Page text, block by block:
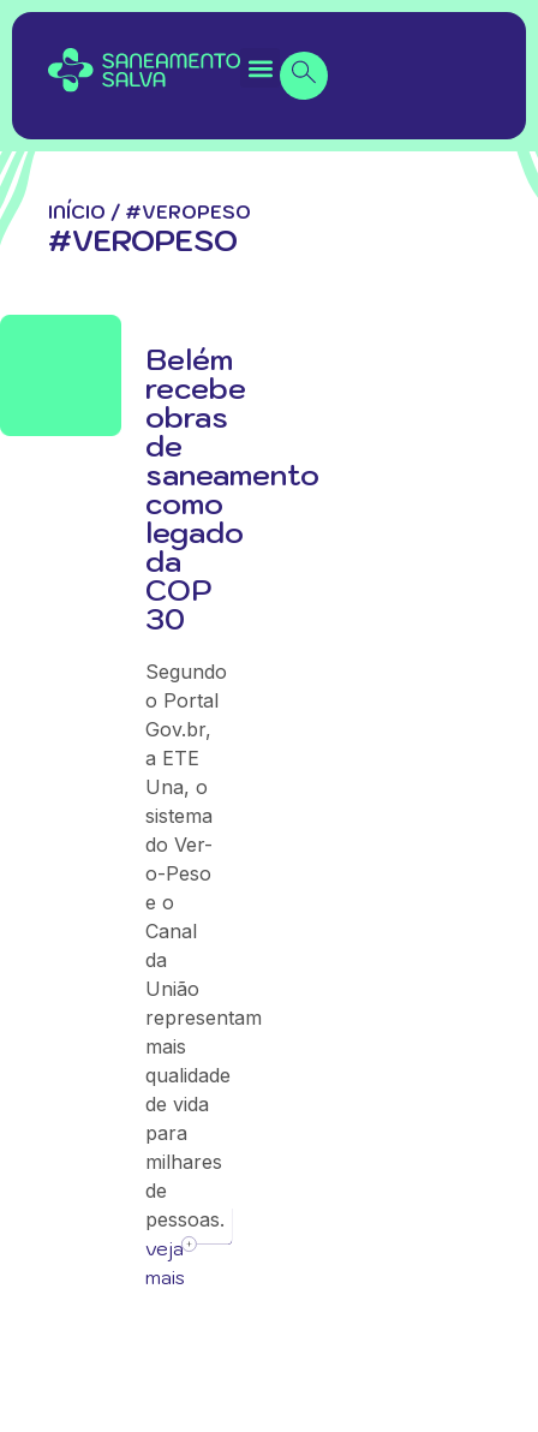
INÍCIO / #VEROPESO
#VEROPESO
Belém
recebe
obras
de
saneamento
como
legado
da
COP
30
Segundo
o Portal
Gov.br,
a ETE
Una, o
sistema
do Ver-
o-Peso
e o
Canal
da
União
representam
mais
qualidade
de vida
para
milhares
de
pessoas.
veja
mais